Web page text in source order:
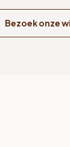
Bezoek onze